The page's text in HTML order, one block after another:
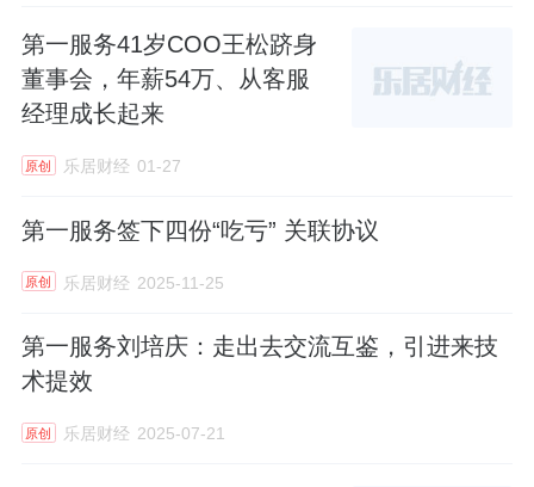
第一服务41岁COO王松跻身
董事会，年薪54万、从客服
经理成长起来
原创 乐居财经 01-27
第一服务签下四份“吃亏” 关联协议
原创 乐居财经 2025-11-25
第一服务刘培庆：走出去交流互鉴，引进来技
术提效
原创 乐居财经 2025-07-21